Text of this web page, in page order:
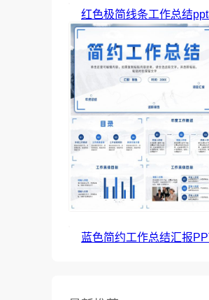
红色极简线条工作总结
蓝色简约工作总结汇报